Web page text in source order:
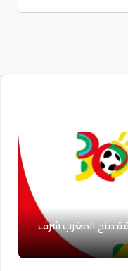
منح المغرب شرف